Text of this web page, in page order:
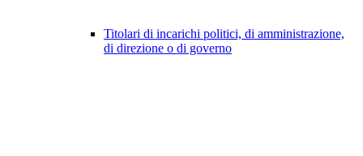
Titolari di incarichi politici, di amministrazione,
di direzione o di governo